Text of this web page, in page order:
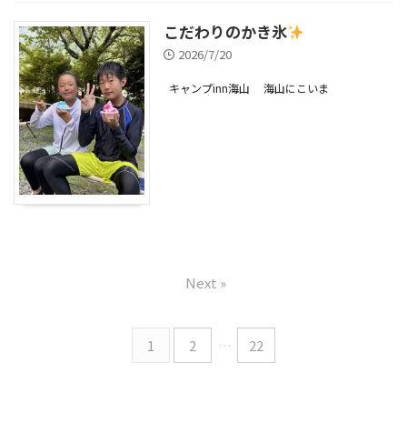
こだわりのかき氷
2026/7/20
キャンプinn海山 海山にこいま
1 2 … 22
Next »